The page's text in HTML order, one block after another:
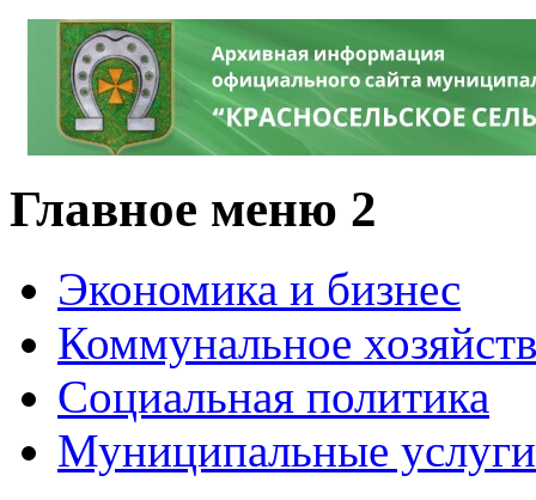
Главное меню 2
Экономика и бизнес
Коммунальное
Социальная политика
Муниципальные услуги